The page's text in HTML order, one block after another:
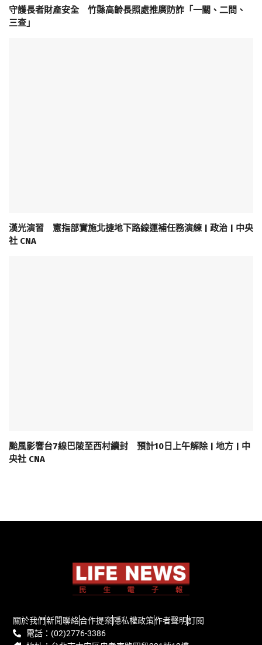
守護長者財產安全 竹縣高齡長照處推廣防詐「一關、二問、
三查」
漢光演習 憲指部實施北捷地下路線運補任務演練 | 政治 | 中央
社 CNA
颱風影響台7線巴陵至西村續封 預計10日上午解除 | 地方 | 中
央社 CNA
關於我們新聞聯絡合作提案隱私權政策作者聲明訂閱
電話：(02)2776-3386